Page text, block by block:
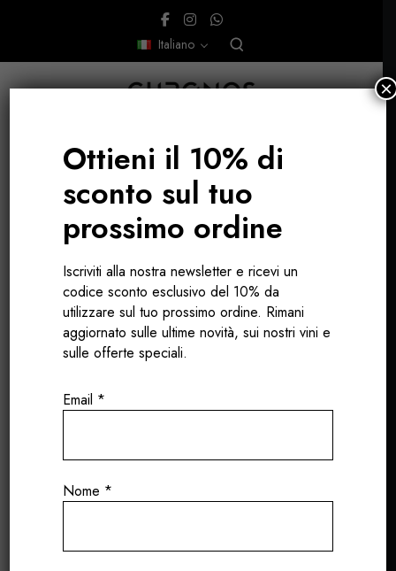
Italiano
Cahors
Ottieni il 10% di
sconto sul tuo
prossimo ordine
Iscriviti alla nostra newsletter e ricevi un
codice sconto esclusivo del 10% da
utilizzare sul tuo prossimo ordine. Rimani
aggiornato sulle ultime novità, sui nostri vini e
sulle offerte speciali.
Email *
Nome *
×